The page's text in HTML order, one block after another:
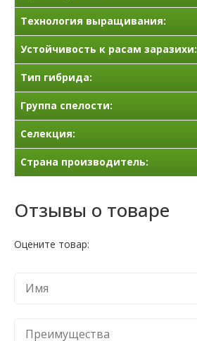
Технология выращивания:
Устойчивость к расам заразихи:
Тип гибрида:
Группа спелости:
Селекция:
Страна производитель:
Отзывы о товаре
Оцените товар: